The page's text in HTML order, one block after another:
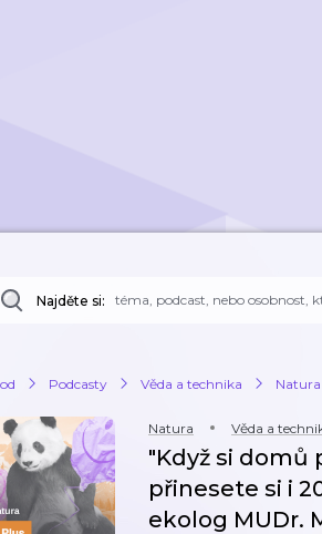
Najděte si:
Podcasty Věda a technika Natura
Natura Věda a
"Když si domů
přinesete si i
ekolog MUDr.